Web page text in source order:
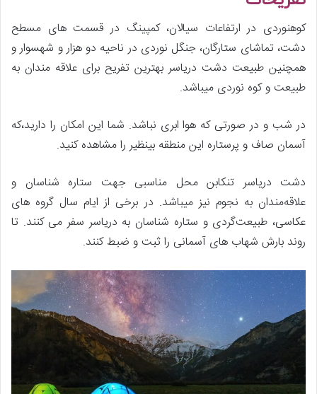
کوهنوردی در ارتفاعات سیالان، کمپینگ در قسمت های مسطح
دشت، تماشای ستارگان، جنگل نوردی در ناحیه دو هزار و شهسوار و
همچنین طبیعت دشت دریاسر بهترین تفریح برای علاقه مندان به
طبیعت و کوه نوردی میباشد.
در شب و در صورتی که هوا ابری نباشد. شما این امکان را دارید،که
آسمان صاف و پرستاره این منطقه بینظیر را مشاهده کنید.
دشت دریاسر تنکابن محل مناسبی جهت ستاره شناسان و
علاقه‌مندان به نجوم نیز میباشد. در برخی از ایام سال گروه های
عکاسی، طبیعت‌گردی و ستاره شناسان به دریاسر سفر می کنند. تا
روند بارش شهاب های آسمانی را ثبت و ضبط کنند.